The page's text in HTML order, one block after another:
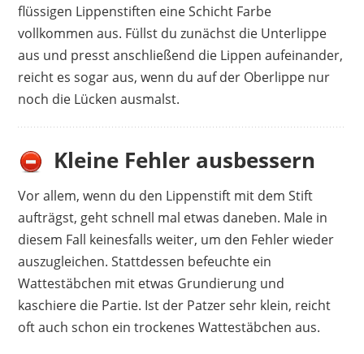
flüssigen Lippenstiften eine Schicht Farbe
vollkommen aus. Füllst du zunächst die Unterlippe
aus und presst anschließend die Lippen aufeinander,
reicht es sogar aus, wenn du auf der Oberlippe nur
noch die Lücken ausmalst.
Kleine Fehler ausbessern
Vor allem, wenn du den Lippenstift mit dem Stift
aufträgst, geht schnell mal etwas daneben. Male in
diesem Fall keinesfalls weiter, um den Fehler wieder
auszugleichen. Stattdessen befeuchte ein
Wattestäbchen mit etwas Grundierung und
kaschiere die Partie. Ist der Patzer sehr klein, reicht
oft auch schon ein trockenes Wattestäbchen aus.